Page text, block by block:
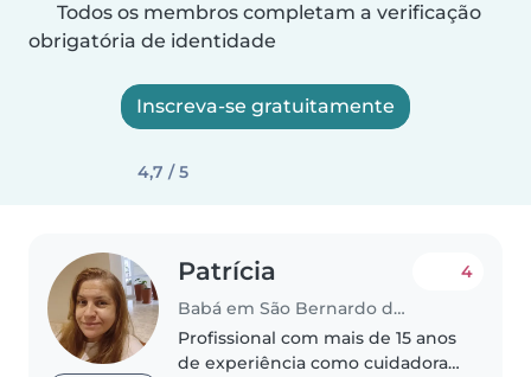
Todos os membros completam a verificação
obrigatória de identidade
Inscreva-se gratuitamente
4,7 / 5
Patrícia
Babá em São Bernardo do Campo
4
Profissional com mais de 15 anos
de experiência como cuidadora e